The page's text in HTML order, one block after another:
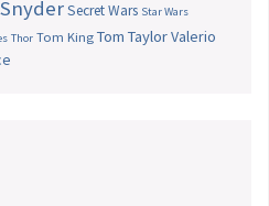
Secret Wars Star Wars
Thor Tom King Tom TaylorValerio